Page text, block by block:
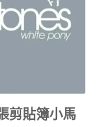
剪貼簿小馬